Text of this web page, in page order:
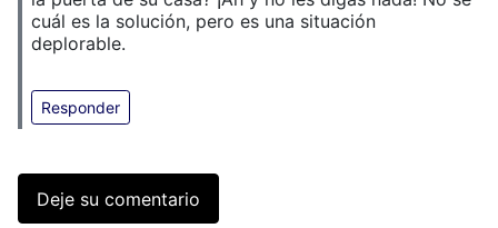
cuál es la solución, pero es una situación
deplorable.
Responder
Deje su comentario